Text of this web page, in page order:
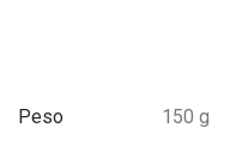
Peso 150 g